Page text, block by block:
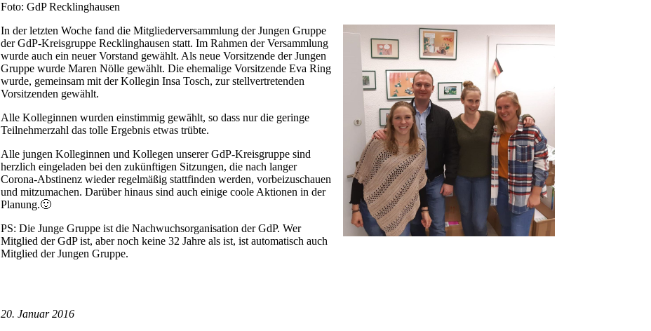
Foto: GdP Recklinghausen
In der letzten Woche fand die Mitgliederversammlung der Jungen Gruppe
der GdP-Kreisgruppe Recklinghausen statt. Im Rahmen der Versammlung
wurde auch ein neuer Vorstand gewählt. Als neue Vorsitzende der Jungen
Gruppe wurde Maren Nölle gewählt. Die ehemalige Vorsitzende Eva Ring
wurde, gemeinsam mit der Kollegin Insa Tosch, zur stellvertretenden
Vorsitzenden gewählt.
Alle Kolleginnen wurden einstimmig gewählt, so dass nur die geringe
Teilnehmerzahl das tolle Ergebnis etwas trübte.
Alle jungen Kolleginnen und Kollegen unserer GdP-Kreisgruppe sind
herzlich eingeladen bei den zukünftigen Sitzungen, die nach langer
Corona-Abstinenz wieder regelmäßig stattfinden werden, vorbeizuschauen
und mitzumachen. Darüber hinaus sind auch einige coole Aktionen in der
Planung.🙂
PS: Die Junge Gruppe ist die Nachwuchsorganisation der GdP. Wer
Mitglied der GdP ist, aber noch keine 32 Jahre als ist, ist automatisch auch
Mitglied der Jungen Gruppe.
20. Januar 2016